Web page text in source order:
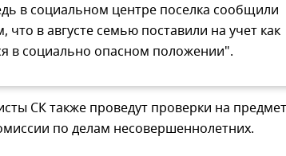
в социальном центре поселка сообщили
что в августе семью поставили на учет как
в социально опасном положении".
СК также проведут проверки на предмет
по делам несовершеннолетних.